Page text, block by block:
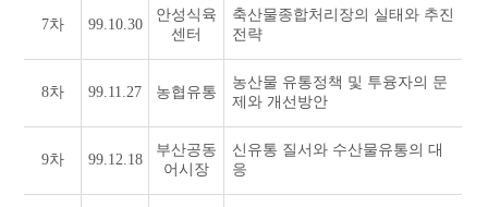
7차 99.10.30
안성식육
센터
축산물종합처리장의 실태와 추진
전략
8차 99.11.27 농협유통
농산물 유통정책 및 투융자의 문
제와 개선방안
9차 99.12.18
부산공동
어시장
신유통 질서와 수산물유통의 대
응